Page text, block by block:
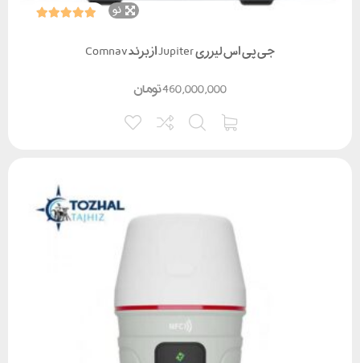
نو
جی پی اس لیزری Jupiter از برند Comnav
تومان460,000,000